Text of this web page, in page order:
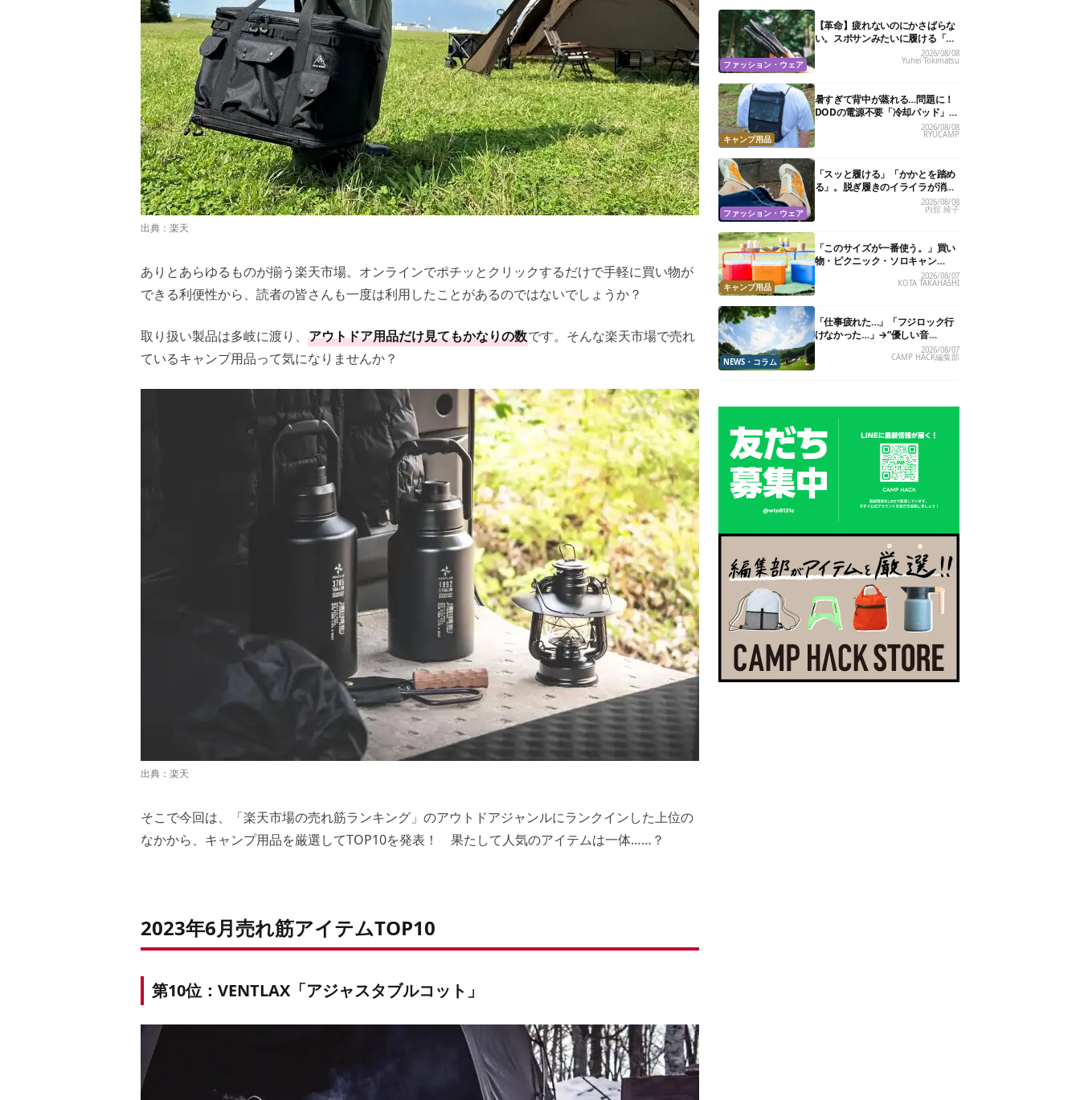
出典： 楽天
ありとあらゆるものが揃う楽天市場。オンラインでポチッとクリックするだけで手軽に買い物が
できる利便性から、読者の皆さんも一度は利用したことがあるのではないでしょうか？
取り扱い製品は多岐に渡り、 アウトドア用品だけ見てもかなりの数です。そんな楽天市場で売れ
ているキャンプ用品って気になりませんか？
出典： 楽天
そこで今回は、「楽天市場の売れ筋ランキング」のアウトドアジャンルにランクインした上位の
なかから、キャンプ用品を厳選してTOP10を発表！ 果たして人気のアイテムは一体……？
2023年6月売れ筋アイテムTOP10
第10位： VENTLAX「アジャスタブルコット」
ファッション・ウェア
【革命】疲れないのにかさばらな
い。スポサンみたいに履ける「リ
カバリーサンダル」が大本命！
2026/08/08
Yuhei Tokimatsu
キャンプ用品
暑すぎて背中が蒸れる…問題に！
DODの電源不要「冷却パッド」を
試したら、夏の移動がラクになっ
た
2026/08/08
RYUCAMP
ファッション・ウェア
「スッと履ける」「かかとを踏め
る」。脱ぎ履きのイライラが消え
る快適“スニーカーサンダル”6選
2026/08/08
内舘 綾子
キャンプ用品
「このサイズが一番使う。」買い
物・ピクニック・ソロキャン
に“ちょうどいい”小型クーラーボ
ックス13選
2026/08/07
KOTA TAKAHASHI
NEWS・コラム
「仕事疲れた…」「フジロック行
けなかった…」→“優しい音
楽”と“大きな自然”で治癒。まだ間
に合います。
2026/08/07
CAMP HACK編集部